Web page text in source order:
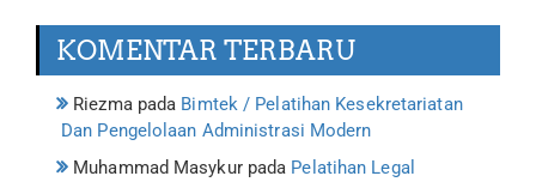
KOMENTAR TERBARU
Riezmapada Bimtek / Pelatihan Kesekretariatan
Dan Pengelolaan Administrasi Modern
Muhammad Masykurpada Pelatihan Legal